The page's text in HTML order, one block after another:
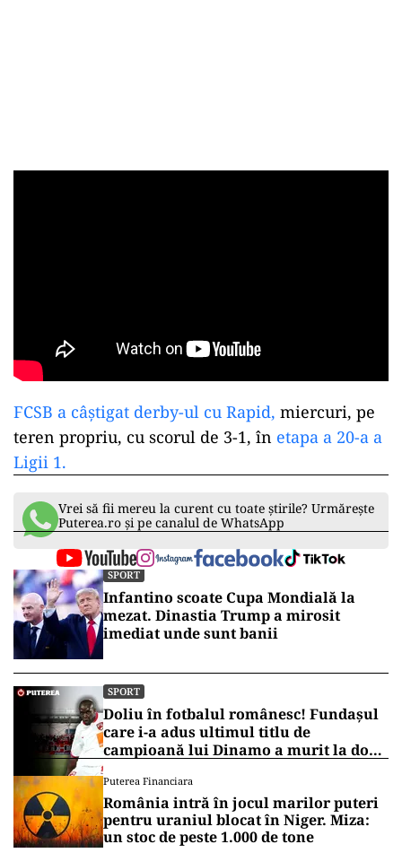
FCSB a câștigat derby-ul cu Rapid, miercuri, pe
teren propriu, cu scorul de 3-1, în etapa a 20-a a
Ligii 1.
Vrei să fii mereu la curent cu toate știrile? Urmărește
Puterea.ro și pe canalul de WhatsApp
SPORT
Infantino scoate Cupa Mondială la
mezat. Dinastia Trump a mirosit
imediat unde sunt banii
SPORT
Doliu în fotbalul românesc! Fundașul
care i-a adus ultimul titlu de
campioană lui Dinamo a murit la doar
Puterea Financiara
România intră în jocul marilor puteri
pentru uraniul blocat în Niger. Miza:
un stoc de peste 1.000 de tone